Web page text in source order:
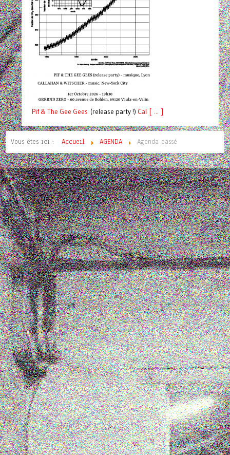
Pif& The Gee Gees (release party !) Cal [ ... ]
Vous êtes ici : Accueil AGENDA Agenda passé